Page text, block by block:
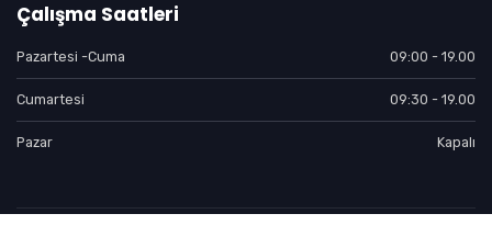
Çalışma Saatleri
Pazartesi -Cuma 09:00 - 19.00
Cumartesi 09:30 - 19.00
Pazar Kapalı